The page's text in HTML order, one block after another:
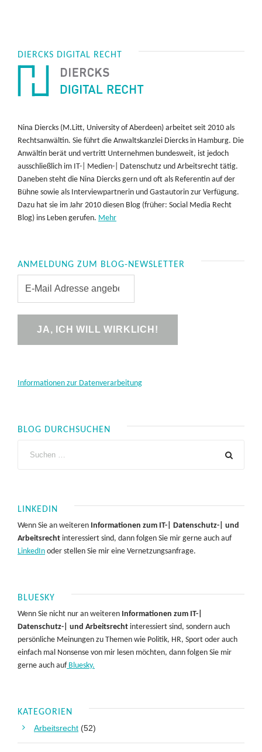
DIERCKS DIGITAL RECHT
Nina Diercks (M.Litt, University of Aberdeen) arbeitet seit 2010 als
Rechtsanwältin. Sie führt die Anwaltskanzlei Diercks in Hamburg. Die
Anwältin berät und vertritt Unternehmen bundesweit, ist jedoch
ausschließlich im IT-| Medien-| Datenschutz und Arbeitsrecht tätig.
Daneben steht die Nina Diercks gern und oft als Referentin auf der
Bühne sowie als Interviewpartnerin und Gastautorin zur Verfügung.
Dazu hat sie im Jahr 2010 diesen Blog (früher: Social Media Recht
Blog) ins Leben gerufen. Mehr
ANMELDUNG ZUM BLOG-NEWSLETTER
Informationen zur Datenverarbeitung
BLOG DURCHSUCHEN
LINKEDIN
Wenn Sie an weiteren Informationen zum IT-| Datenschutz-| und
Arbeitsrecht interessiert sind, dann folgen Sie mir gerne auch auf
LinkedIn oder stellen Sie mir eine Vernetzungsanfrage.
BLUESKY
Wenn Sie nicht nur an weiteren Informationen zum IT-|
Datenschutz-| und Arbeitsrecht interessiert sind, sondern auch
persönliche Meinungen zu Themen wie Politik, HR, Sport oder auch
einfach mal Nonsense von mir lesen möchten, dann folgen Sie mir
gerne auch aufBluesky.
KATEGORIEN
Arbeitsrecht (52)